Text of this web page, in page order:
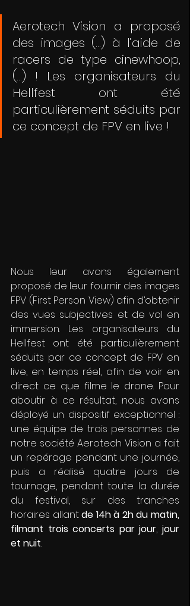
Aerotech Vision a proposé
des images (...) à l’aide de
racers de type cinewhoop,
(...) ! Les organisateurs du
Hellfest ont été
particulièrement séduits par
ce concept de FPV en live !
Nous leur avons également
proposé de leur fournir des images
FPV (First Person View) afin d’obtenir
des vues subjectives et de vol en
immersion. Les organisateurs du
Hellfest ont été particulièrement
séduits par ce concept de FPV en
live, en temps réel, afin de voir en
direct ce que filme le drone. Pour
aboutir à ce résultat, nous avons
déployé un dispositif exceptionnel :
une équipe de trois personnes de
notre société Aerotech Vision a fait
un repérage pendant une journée,
puis a réalisé quatre jours de
tournage, pendant toute la durée
du festival, sur des tranches
horaires allant de 14h à 2h du matin,
filmant trois concerts par jour, jour
et nuit.